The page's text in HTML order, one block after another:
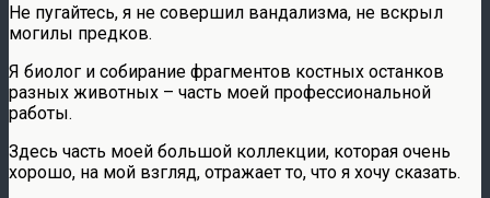
Не пугайтесь, я не совершил вандализма, не вскрыл
могилы предков.
Я биолог и собирание фрагментов костных останков
разных животных – часть моей профессиональной
работы.
Здесь часть моей большой коллекции, которая очень
хорошо, на мой взгляд, отражает то, что я хочу сказать.